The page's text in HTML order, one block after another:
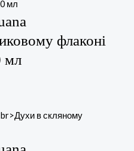
флаконі
мл